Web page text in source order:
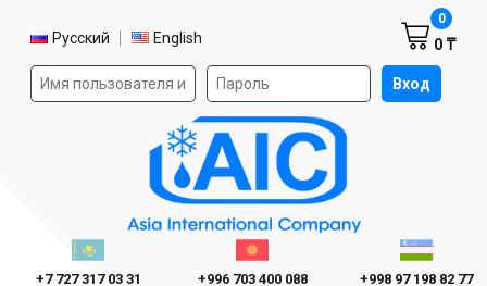
Выбор языка
Русский English
Форма авторизации на сайте Вход
0 ₸
0
Asia International Company
Казахстан г. Алматы
+7 727 317 03 31
Киргизия г. Бишкек
+996 703 400 088
+998 97 198 82 77